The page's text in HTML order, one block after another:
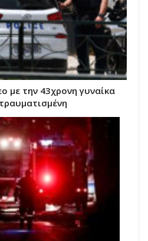
με την 43χρονη γυναίκα